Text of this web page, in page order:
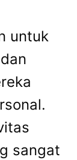
untuk
sangat